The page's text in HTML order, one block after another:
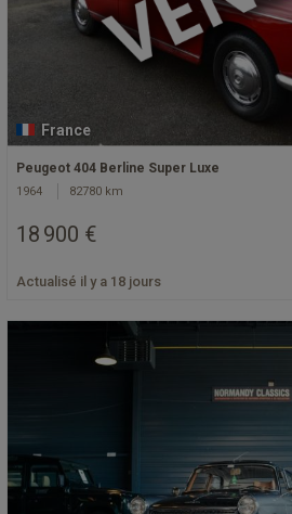
France
Peugeot 404 Berline Super Luxe
1964 82780 km
18 900 €
Actualisé il y a 18 jours